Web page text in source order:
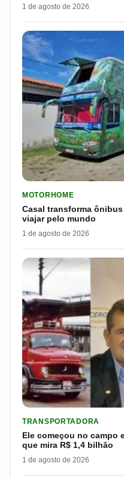
1 de agosto de 2026
MOTORHOME
Casal transforma
viajar pelo mundo
1 de agosto de 2026
TRANSPORTADORA
Ele começou no campo
que mira R$ 1,4 bilhão
1 de agosto de 2026